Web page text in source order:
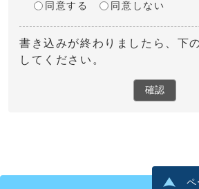
同意する 同意しない
書き込みが終わりましたら、下
してください。
確認
ペ